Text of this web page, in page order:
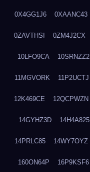
0X4GG1J6 0XAANC43
0ZAVTHSI 0ZM4J2CX
10LFO9CA 10SRNZZ2
11MGVORK 11P2UCTJ
12K469CE 12QCPWZN
14GYHZ3D 14H4A825
14PRLC85 14WY7OYZ
160ON64P 16P9KSF6